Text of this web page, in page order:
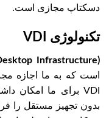
دسکتاپ مجازی است.
تکنولوژی VDI
Infrastructure):
است که به ما اجازه
بدون تجهیز مستقل را